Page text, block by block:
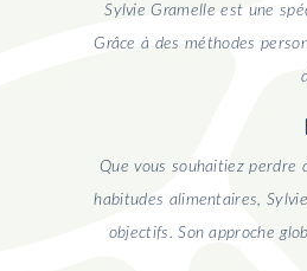
Sylvie Gramelle est une
Grâce à des méthodes
Que vous souhaitiez perdre
habitudes alimentaires,
objectifs. Son approche